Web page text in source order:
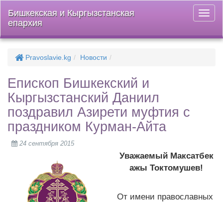
меню
Бишкекская и Кыргызстанская
епархия
Pravoslavie.kg Новости
Епископ Бишкекский и
Кыргызстанский Даниил
поздравил Азирети муфтия с
праздником Курман-Айта
24 сентября 2015
Уважаемый Максатбек
ажы Токтомушев!
От имени православных